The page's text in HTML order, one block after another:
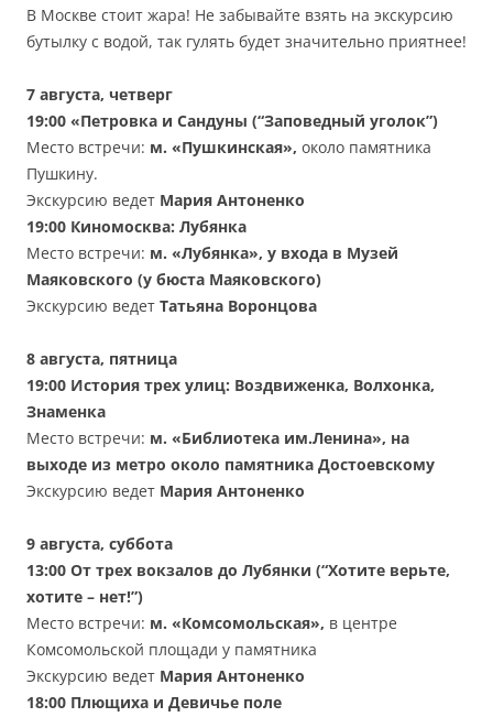
В Москве стоит жара! Не забывайте взять на экскурсию
бутылку с водой, так гулять будет значительно приятнее!
7 августа, четверг
19:00 «Петровка и Сандуны (“Заповедный уголок”)
Место встречи: м. «Пушкинская», около памятника
Пушкину.
Экскурсию ведет Мария Антоненко
19:00 Киномосква: Лубянка
Место встречи: м. «Лубянка», у входа в Музей
Маяковского (у бюста Маяковского)
Экскурсию ведет Татьяна Воронцова
8 августа, пятница
19:00 История трех улиц: Воздвиженка, Волхонка,
Знаменка
Место встречи: м. «Библиотека им.Ленина», на
выходе из метро около памятника Достоевскому
Экскурсию ведет Мария Антоненко
9 августа, суббота
13:00 От трех вокзалов до Лубянки (“Хотите верьте,
хотите – нет!”)
Место встречи: м. «Комсомольская», в центре
Комсомольской площади у памятника
Экскурсию ведет Мария Антоненко
18:00 Плющиха и Девичье поле